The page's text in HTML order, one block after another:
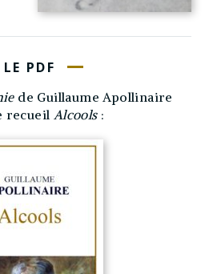
LE PDF
de Guillaume Apollinaire
recueil Alcools: